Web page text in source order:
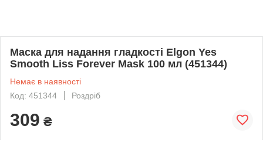
Маска для надання гладкості Elgon Yes
Smooth Liss Forever Mask 100 мл (451344)
Немає в наявності
Код: 451344
Роздріб
309 ₴